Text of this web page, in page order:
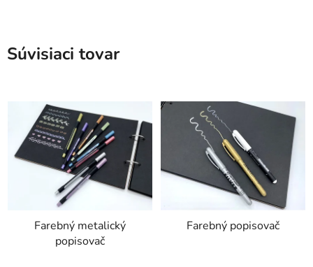
Súvisiaci tovar
Farebný metalický
popisovač
Farebný popisovač